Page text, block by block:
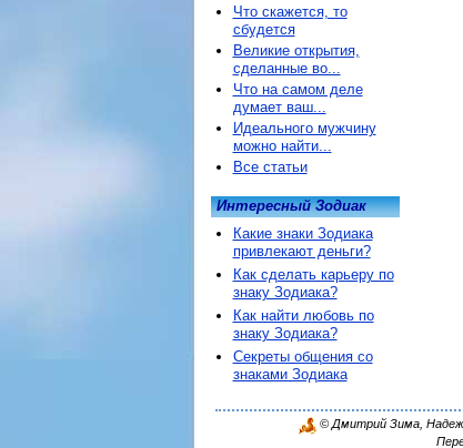
Что скажется, то
сбудется
Великие открытия,
сделанные во...
Что на самом деле
думает ваш...
Идеального мужчину
можно найти...
Все статьи
Интересный Зодиак
Какие знаки Зодиака
привлекают деньги?
Как сделать карьеру по
знаку Зодиака?
Как найти любовь по
знаку Зодиака?
Секреты общения со
знаками Зодиака
© Дмитрий Зима,